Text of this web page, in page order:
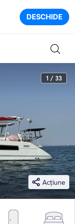
DESCHIDE
1 / 33
Acțiune